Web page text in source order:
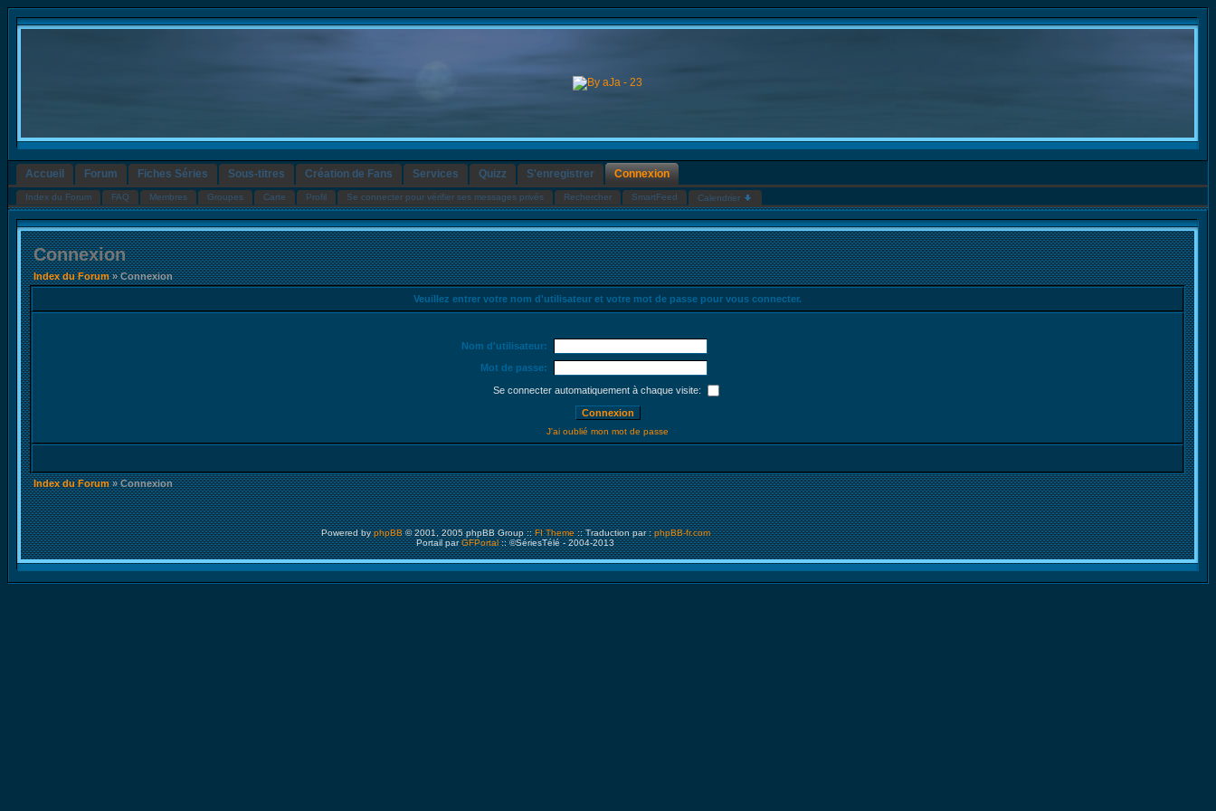
Accueil Forum Fiches Séries Sous-titres Création de Fans Services Quizz S'enregistrer Connexion
Index du Forum FAQ Membres Groupes Carte Profil Se connecter pour vérifier ses messages privés Rechercher SmartFeed Calendrier
Connexion
Index du Forum» Connexion
Veuillez entrer votre nom d'utilisateur et votre mot de passe pour vous connecter.
Nom d'utilisateur:
Mot de passe:
Se connecter automatiquement à chaque visite:
J'ai oublié mon mot de passe
Index du Forum» Connexion
Powered byphpBB© 2001, 2005 phpBB Group ::FI Theme :: Traduction par :phpBB-fr.com
Portail parGFPortal:: ©SériesTélé - 2004-2013